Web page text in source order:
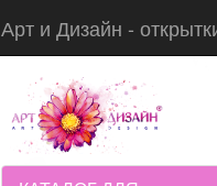
Арт и Дизайн -